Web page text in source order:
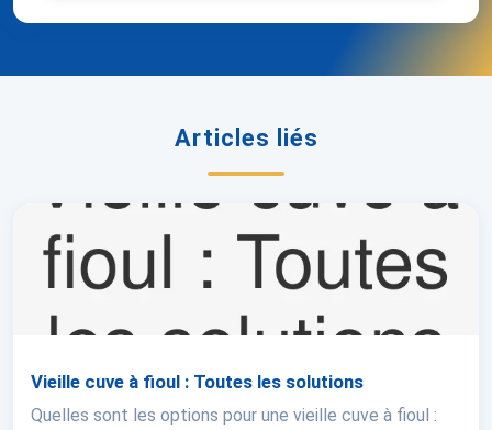
Articles liés
Vieille cuve à fioul : Toutes les solutions
Quelles sont les options pour une vieille cuve à fioul :